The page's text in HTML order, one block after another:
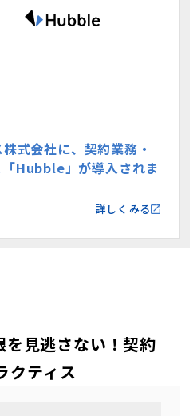
式会社に、契約業務・
Hubble」が導入されま
詳しくみる
見逃さない！契約
クティス